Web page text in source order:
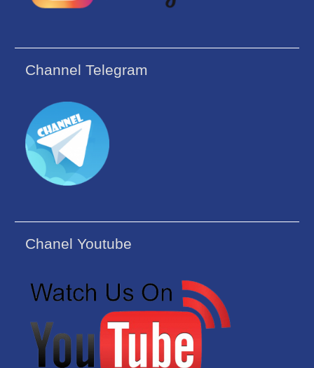
Channel Telegram
Chanel Youtube